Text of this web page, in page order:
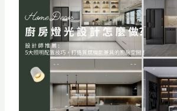
怎
麼
做
？
5
大
照
明
配